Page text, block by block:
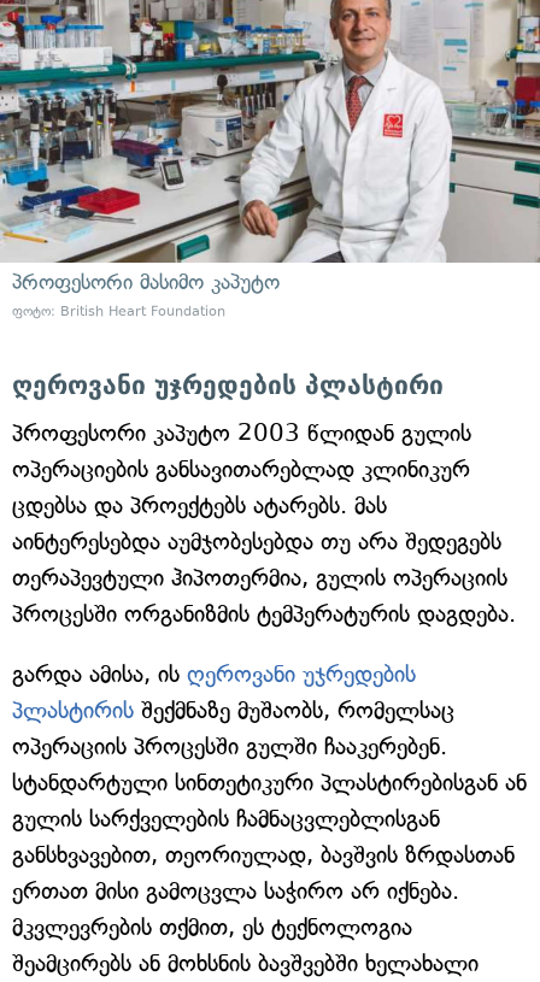
პროფესორი მასიმო კაპუტო
ფოტო: British Heart Foundation
ღეროვანი უჯრედების პლასტირი
პროფესორი კაპუტო 2003 წლიდან გულის
ოპერაციების განსავითარებლად კლინიკურ
ცდებსა და პროექტებს ატარებს. მას
აინტერესებდა აუმჯობესებდა თუ არა შედეგებს
თერაპევტული ჰიპოთერმია, გულის ოპერაციის
პროცესში ორგანიზმის ტემპერატურის დაგდება.
გარდა ამისა, ის ღეროვანი უჯრედების
პლასტირის შექმნაზე მუშაობს, რომელსაც
ოპერაციის პროცესში გულში ჩააკერებენ.
სტანდარტული სინთეტიკური პლასტირებისგან ან
გულის სარქველების ჩამნაცვლებლისგან
განსხვავებით, თეორიულად, ბავშვის ზრდასთან
ერთათ მისი გამოცვლა საჭირო არ იქნება.
მკვლევრების თქმით, ეს ტექნოლოგია
შეამცირებს ან მოხსნის ბავშვებში ხელახალი